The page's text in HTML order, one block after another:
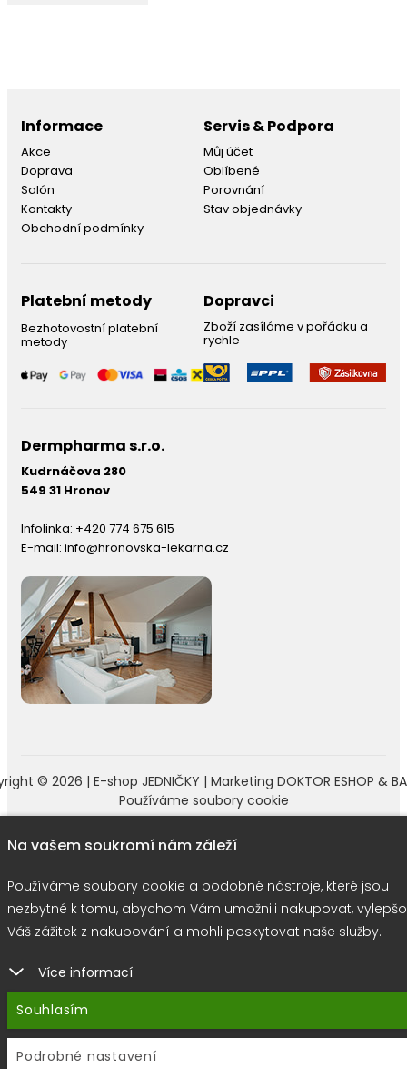
Informace
Akce
Doprava
Salón
Kontakty
Obchodní podmínky
Servis & Podpora
Můj účet
Oblíbené
Porovnání
Stav objednávky
Platební metody
Bezhotovostní platební
metody
Dopravci
Zboží zasíláme v pořádku a
rychle
Dermpharma s.r.o.
Kudrnáčova 280
549 31 Hronov
Infolinka: +420 774 675 615
E-mail: info@hronovska-lekarna.cz
© 2026 | E-shop JEDNIČKY | Marketing DOKTOR ESHOP &
Používáme soubory cookie
Na vašem soukromí nám záleží
Používáme soubory cookie a podobné nástroje, které jsou
nezbytné k tomu, abychom Vám umožnili nakupovat,
Váš zážitek z nakupování a mohli poskytovat naše služby.
Více informací
Souhlasím
Podrobné nastavení